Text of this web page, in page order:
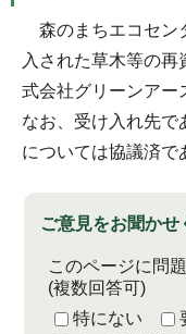
森のまちエコセン
入された草木等の
式会社グリーンアー
なお、受け入れ先で
については協議済で
ご意見をお聞かせ
このページに問
(複数回答可)
特にない